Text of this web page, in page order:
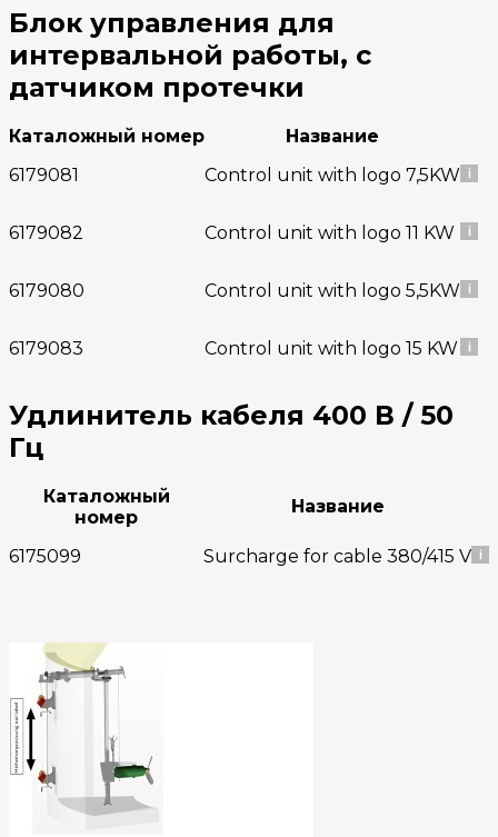
Блок управления для
интервальной работы, с
датчиком протечки
Каталожный номер
Название
6179081
Control unit with logo 7,5KW
6179082 Control unit with logo 11 KW
6179080 Control unit with logo 5,5KW
6179083 Control unit with logo 15 KW
Удлинитель кабеля 400 В / 50
Гц
Каталожный
номер
Название
6175099 Surcharge for cable 380/415 V